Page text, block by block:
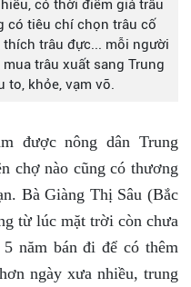
có thời điểm giá trâu
có tiêu chí chọn trâu cố
trâu đực... mỗi người
trâu xuất sang Trung
to, khỏe, vạm vỡ.
được nông dân Trung
chợ nào cũng có thương
Bà Giàng Thị Sâu (Bắc
từ lúc mặt trời còn chưa
năm bán đi để có thêm
ngày xưa nhiều, trung